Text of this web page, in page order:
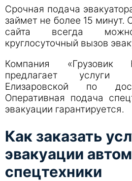
Срочная подача
займет не более 15
сайта всегда
круглосуточный вызов
Компания «Грузовик
предлагает услуги
Елизаровской по
Оперативная подача
эвакуации гарантируется.
Как заказать
эвакуации
спецтехники